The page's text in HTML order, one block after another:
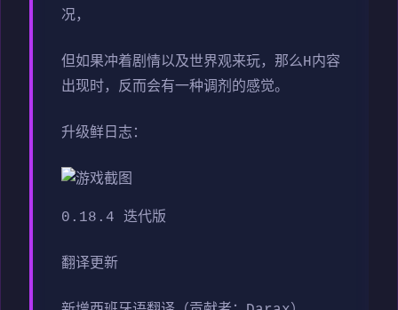
况，
但如果冲着剧情以及世界观来玩，那么H内容
出现时，反而会有一种调剂的感觉。
升级鲜日志：
0.18.4 迭代版
翻译更新